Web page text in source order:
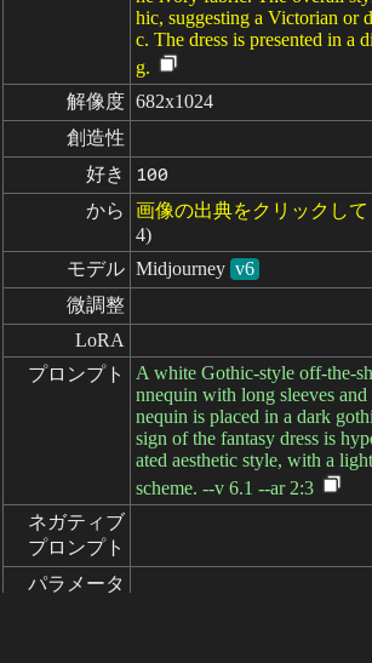
hic, suggesting a Victorian or
c. The dress is presented in a
g.
解像度 682x1024
創造性
好き
100
から 画像の出典をクリックし
4)
モデル Midjourney v6
微調整
LoRA
プロンプト
A white Gothic-style off-the-
nnequin with long sleeves
nequin is placed in a dark
sign of the fantasy dress is
ated aesthetic style, with a
scheme. --v 6.1 --ar 2:3
ネガティブ
プロンプト
パラメータ